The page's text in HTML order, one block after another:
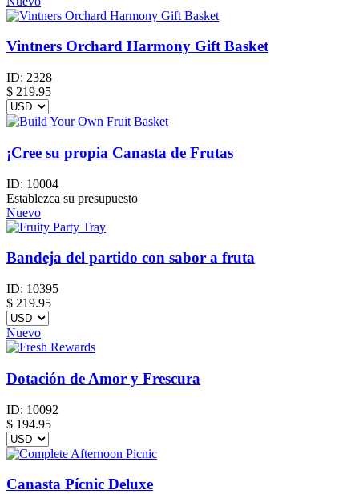
Vintners Orchard Harmony Gift Basket
ID: 2328
$ 219.95
¡Cree su propia Canasta de Frutas
ID: 10004
Establezca su presupuesto
Nuevo
Bandeja del partido con sabor a fruta
ID: 10395
$ 219.95
Nuevo
Dotación de Amor y Frescura
ID: 10092
$ 194.95
Canasta Pícnic Deluxe